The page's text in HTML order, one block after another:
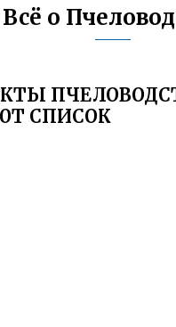
Всё о
СПИСОК